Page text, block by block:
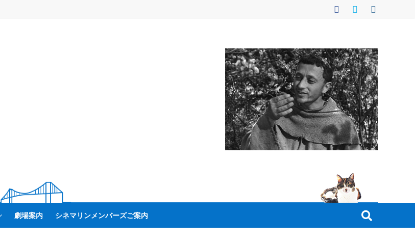
劇場案内 シネマリンメンバーズご案内